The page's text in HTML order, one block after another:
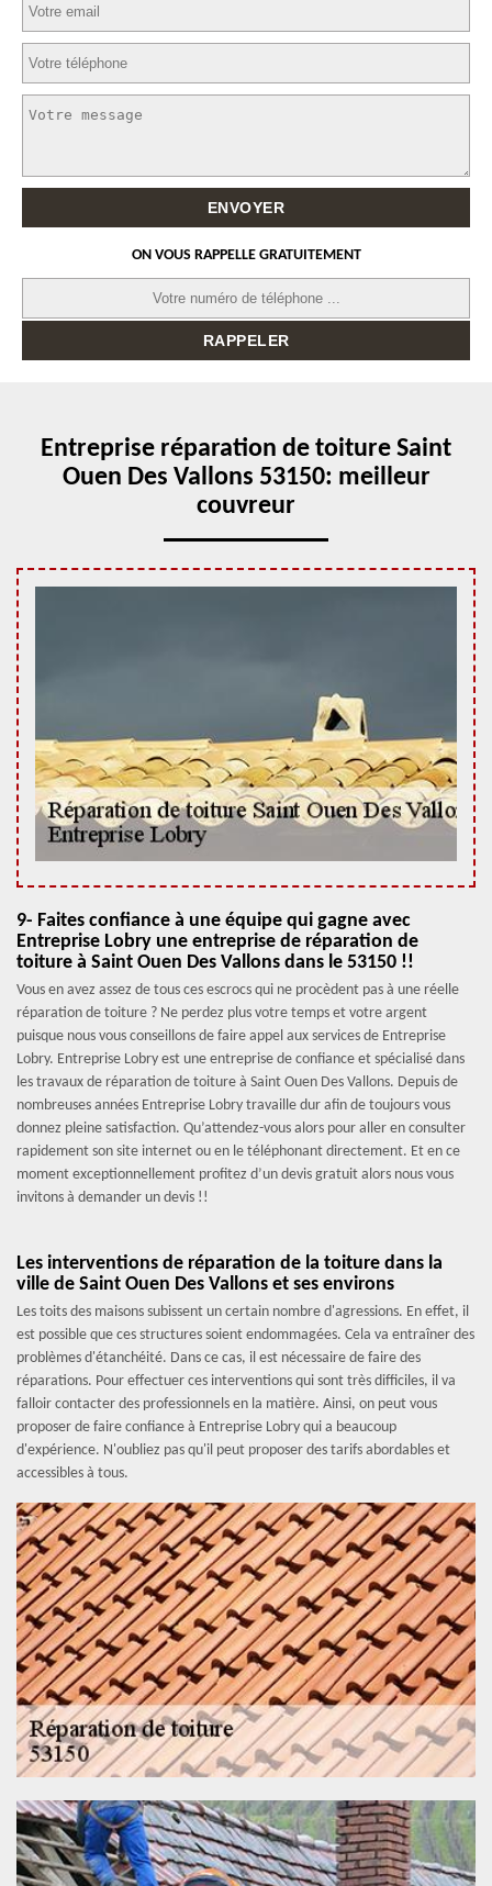
ON VOUS RAPPELLE GRATUITEMENT
Entreprise réparation de toiture Saint
Ouen Des Vallons 53150: meilleur
couvreur
9- Faites confiance à une équipe qui gagne avec
Entreprise Lobry une entreprise de réparation de
toiture à Saint Ouen Des Vallons dans le 53150 !!
Vous en avez assez de tous ces escrocs qui ne procèdent pas à une réelle
réparation de toiture ? Ne perdez plus votre temps et votre argent
puisque nous vous conseillons de faire appel aux services de Entreprise
Lobry. Entreprise Lobry est une entreprise de confiance et spécialisé dans
les travaux de réparation de toiture à Saint Ouen Des Vallons. Depuis de
nombreuses années Entreprise Lobry travaille dur afin de toujours vous
donnez pleine satisfaction. Qu’attendez-vous alors pour aller en consulter
rapidement son site internet ou en le téléphonant directement. Et en ce
moment exceptionnellement profitez d’un devis gratuit alors nous vous
invitons à demander un devis !!
Les interventions de réparation de la toiture dans la
ville de Saint Ouen Des Vallons et ses environs
Les toits des maisons subissent un certain nombre d'agressions. En effet, il
est possible que ces structures soient endommagées. Cela va entraîner des
problèmes d'étanchéité. Dans ce cas, il est nécessaire de faire des
réparations. Pour effectuer ces interventions qui sont très difficiles, il va
falloir contacter des professionnels en la matière. Ainsi, on peut vous
proposer de faire confiance à Entreprise Lobry qui a beaucoup
d'expérience. N'oubliez pas qu'il peut proposer des tarifs abordables et
accessibles à tous.